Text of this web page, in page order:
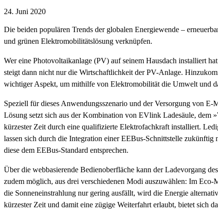
24. Juni 2020
Die beiden populären Trends der globalen Energiewende –
und grünen Elektromobilitätslösung verknüpfen.
Wer eine Photovoltaikanlage (PV) auf seinem Hausdach installiert
steigt dann nicht nur die Wirtschaftlichkeit der PV-Anlage.
wichtiger Aspekt, um mithilfe von Elektromobilität die Umwelt und
Speziell für dieses Anwendungsszenario und der Versorgung von
Lösung setzt sich aus der Kombination von EVlink Ladesäule, dem
kürzester Zeit durch eine qualifizierte Elektrofachkraft installiert.
lassen sich durch die Integration einer EEBus-Schnittstelle
diese dem EEBus-Standard entsprechen.
Über die webbasierende Bedienoberfläche kann der Ladevorgang
zudem möglich, aus drei verschiedenen Modi auszuwählen: Im
die Sonneneinstrahlung nur gering ausfällt, wird die Energie
kürzester Zeit und damit eine zügige Weiterfahrt erlaubt, bietet sich